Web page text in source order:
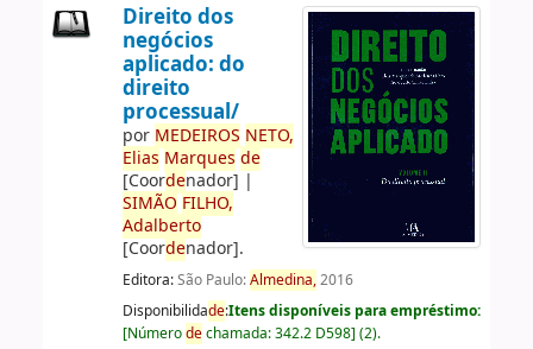
Direito dos
negócios
aplicado: do
direito
processual/
por MEDEIROS NETO,
Elias Marques de
[Coordenador] |
SIMÃO FILHO,
Adalberto
[Coordenador].
Editora:São Paulo:Almedina,2016
Disponibilidade:Itens disponíveis para empréstimo:
[Númerodechamada:342.2 D598] (2).